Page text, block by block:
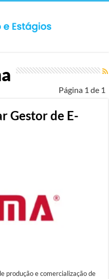
Página 1 de 1
Gestor de E-
produção e comercialização de